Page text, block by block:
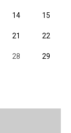
14 15
21 22
28 29